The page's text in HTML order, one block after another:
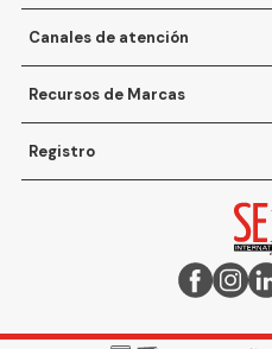
Canales de atención
Recursos de Marcas
Registro